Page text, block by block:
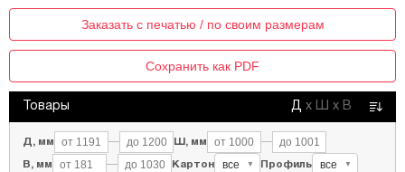
Заказать с печатью / по своим размерам
Сохранить как PDF
Товары Д х Ш х В
Д, мм — Ш, мм —
В, мм — Картон все ▼ Профиль все ▼